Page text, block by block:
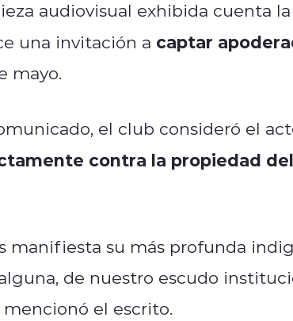
audiovisual exhibida cuenta
una invitación a captar
mayo.
el club consideró el
contra la propiedad
manifiesta su más profunda
de nuestro escudo
el escrito.